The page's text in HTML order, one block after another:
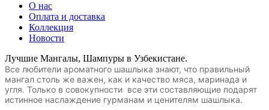
О нас
Оплата и доставка
Коллекция
Новости
Лучшие Мангалы, Шампуры в Узбекистане.
Все любители ароматного шашлыка знают, что правильный
мангал столь же важен, как и качество мяса, маринада и
угля. Только в совокупности все эти составляющие подарят
истинное наслаждение гурманам и ценителям шашлыка.